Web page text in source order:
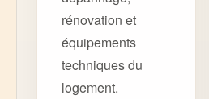
rénovation et
équipements
techniques du
logement.